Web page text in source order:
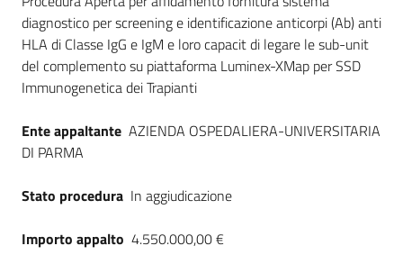
diagnostico per screening e identificazione anticorpi (Ab) anti
HLA di Classe IgG e IgM e loro capacit di legare le sub-unit
del complemento su piattaforma Luminex-XMap per SSD
Immunogenetica dei Trapianti
Ente appaltante AZIENDA OSPEDALIERA-UNIVERSITARIA
DI PARMA
Stato procedura In aggiudicazione
Importo appalto 4.550.000,00 €